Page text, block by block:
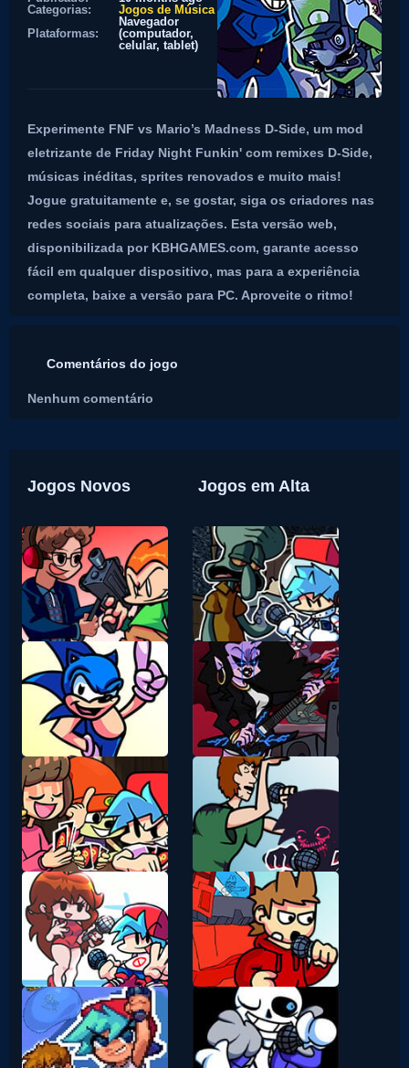
Categorias:
Jogos de Música
Plataformas:
Navegador
(computador,
celular, tablet)
Experimente FNF vs Mario’s Madness D-Side, um mod
eletrizante de Friday Night Funkin' com remixes D-Side,
músicas inéditas, sprites renovados e muito mais!
Jogue gratuitamente e, se gostar, siga os criadores nas
redes sociais para atualizações. Esta versão web,
disponibilizada por KBHGAMES.com, garante acesso
fácil em qualquer dispositivo, mas para a experiência
completa, baixe a versão para PC. Aproveite o ritmo!
Comentários do jogo
Nenhum comentário
Jogos Novos Jogos em Alta